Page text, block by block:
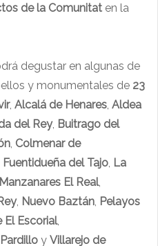
de la Comunitat en la
degustar en algunas de
y monumentales de 23
, Alcalá de Henares Aldea
del Rey, Buitrago del
Colmenar de
Fuentidueña del Tajo La
Manzanares El Real,
, Nuevo Baztán Pelayos
El Escorial,
y Villarejo de